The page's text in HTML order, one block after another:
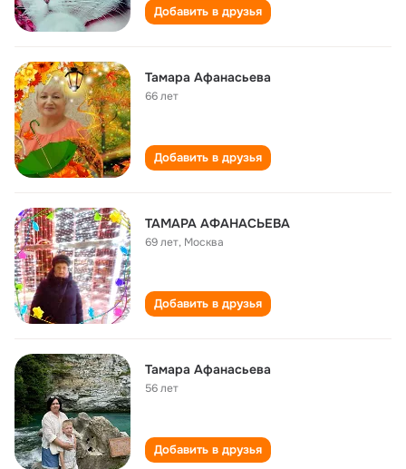
Добавить в друзья
Тамара Афанасьева
66 лет
Добавить в друзья
ТАМАРА АФАНАСЬЕВА
69 лет, Москва
Добавить в друзья
Тамара Афанасьева
56 лет
Добавить в друзья